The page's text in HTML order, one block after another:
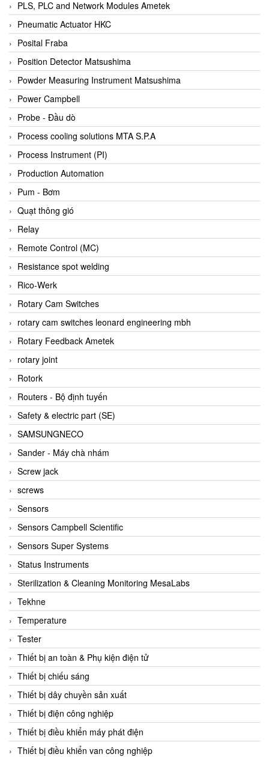
Bestech
Bestech
BETA
Bifold
Bihl+wiedemann
Bihl+wiedemann
Bilz
Binder Connector
Biotech
BirdX Vietnam
BK Vibro
Black Box
BlackBox Vietnam
BLAGDON PUMP
Bloom Engineering
Boneng
Bopp & Reuther Messtechnik
Bosch
Boydcorp
BRAUN Vietnam
Brinkmann Pumpen
BRONKHORST
Brook Instrument
Brooks Instrument Vietnam
Buhler
BURLING INSTRUMENTS
Burster
BUSCHJOST
Calectro
Campbell Scientific
Canneed Vietnam
Cantoni
CAPS
CAREL Parts
CCS
CD Automation
CEAG Sicherheitst
CEIA Vietnam
Celduc Vietnam
Cemb
Centec GmbH
PLS, PLC and Network Modules Ametek
Pneumatic Actuator HKC
Posital Fraba
Position Detector Matsushima
Powder Measuring Instrument Matsushima
Power Campbell
Probe - Đầu dò
Process cooling solutions MTA S.P.A
Process Instrument (PI)
Production Automation
Pum - Bơm
Quạt thông gió
Relay
Remote Control (MC)
Resistance spot welding
Rico-Werk
Rotary Cam Switches
rotary cam switches leonard engineering mbh
Rotary Feedback Ametek
rotary joint
Rotork
Routers - Bộ định tuyến
Safety & electric part (SE)
SAMSUNGNECO
Sander - Máy chà nhám
Screw jack
screws
Sensors
Sensors Campbell Scientific
Sensors Super Systems
Status Instruments
Sterilization & Cleaning Monitoring MesaLabs
Tekhne
Temperature
Tester
Thiết bị an toàn & Phụ kiện điện tử
Thiết bị chiếu sáng
Thiết bị dây chuyền sản xuất
Thiết bị điện công nghiệp
Thiết bị điều khiển máy phát điện
Thiết bị điều khiển van công nghiệp